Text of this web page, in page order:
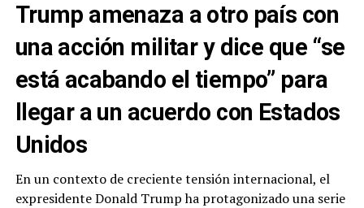
Trump amenaza a otro país con
una acción militar y dice que “se
está acabando el tiempo” para
llegar a un acuerdo con Estados
Unidos
En un contexto de creciente tensión internacional, el
expresidente Donald Trump ha protagonizado una serie